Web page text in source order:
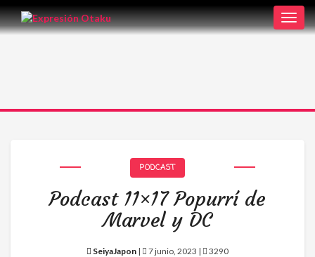
PODCAST
Podcast 11×17 Popurrí de
Marvel y DC
SeiyaJapon | 7 junio, 2023 | 3290